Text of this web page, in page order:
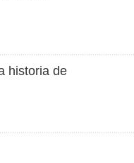
historia de